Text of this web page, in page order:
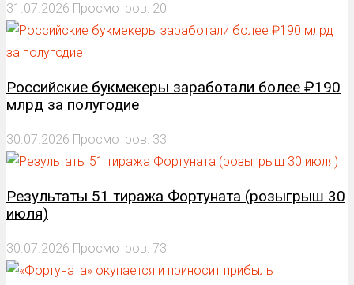
31.07.2026 Просмотров: 20
Российские букмекеры заработали более ₽190
млрд за полугодие
30.07.2026 Просмотров: 33
Результаты 51 тиража Фортуната (розыгрыш 30
июля)
30.07.2026 Просмотров: 73